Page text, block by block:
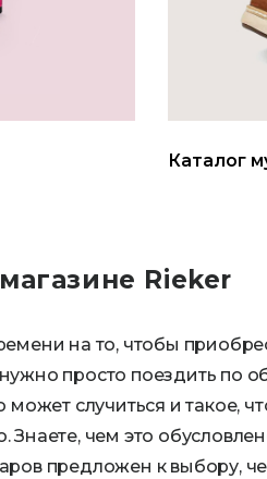
Каталог
Rieker
на то, чтобы
просто поездить по
может случиться и такое,
Знаете, чем это
предложен к выбору,